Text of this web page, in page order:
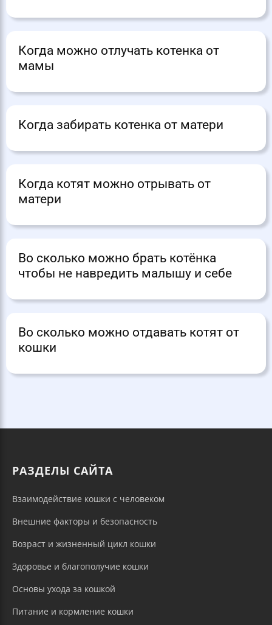
Когда можно отлучать котенка от
мамы
Когда забирать котенка от матери
Когда котят можно отрывать от
матери
Во сколько можно брать котёнка
чтобы не навредить малышу и себе
Во сколько можно отдавать котят от
кошки
РАЗДЕЛЫ САЙТА
Взаимодействие кошки с человеком
Внешние факторы и безопасность
Возраст и жизненный цикл кошки
Здоровье и благополучие кошки
Основы ухода за кошкой
Питание и кормление кошки